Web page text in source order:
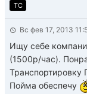
TC
Вс фев 17, 2013
Ищу себе
(1500р/час).
Пойма обеспечу